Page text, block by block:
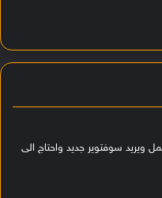
ويريد سوفتوير جديد واحتاج الى